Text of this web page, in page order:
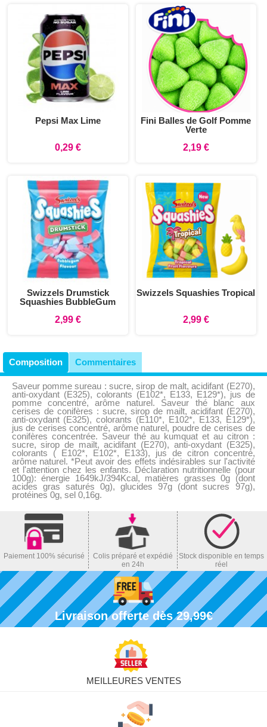
Pepsi Max Lime
0,29 €
Fini Balles de Golf Pomme
Verte
2,19 €
Swizzels Drumstick
Squashies BubbleGum
2,99 €
Swizzels Squashies Tropical
2,99 €
Composition Commentaires
Saveur pomme sureau : sucre, sirop de malt, acidifant (E270),
anti-oxydant (E325), colorants (E102*, E133, E129*), jus de
pomme concentré, arôme naturel. Saveur thé blanc aux
cerises de conifères : sucre, sirop de mailt, acidifant (E270),
anti-oxydant (E325), colorants (E110*, E102*, E133, E129*),
jus de cerises concentré, arôme naturel, poudre de cerises de
conifères concentrée. Saveur thé au kumquat et au citron :
sucre, sirop de mailt, acidifant (E270), anti-oxydant (E325),
colorants ( E102*, E102*, E133), jus de citron concentré,
arôme naturel. *Peut avoir des effets indésirables sur l'activité
et l'attention chez les enfants. Déclaration nutritionnelle (pour
100g): énergie 1649kJ/394Kcal, matières grasses 0g (dont
acides gras saturés 0g), glucides 97g (dont sucres 97g),
protéines 0g, sel 0,16g.
Paiement 100% sécurisé
Colis préparé et expédié
en 24h
Stock disponible en temps
réel
Livraison offerte dès 29,99€
MEILLEURES VENTES